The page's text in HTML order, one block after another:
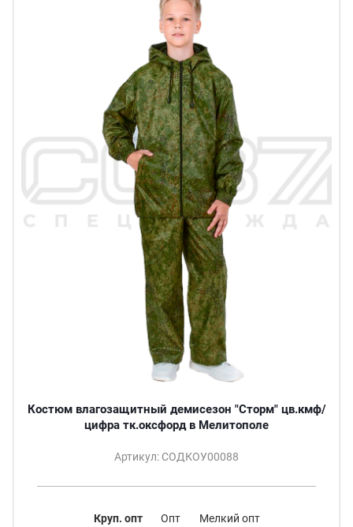
Костюм влагозащитный демисезон "Сторм" цв.кмф/
цифра тк.оксфорд в Мелитополе
Артикул: СОДКОУ00088
Круп. опт Опт Мелкий опт